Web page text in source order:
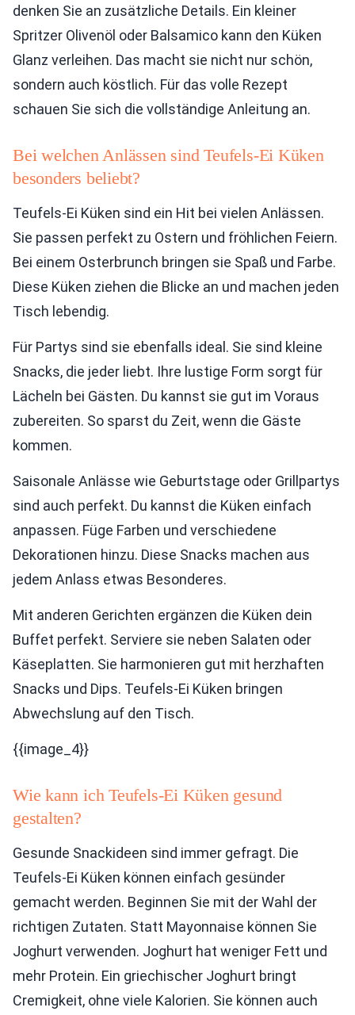
denken Sie an zusätzliche Details. Ein kleiner
Spritzer Olivenöl oder Balsamico kann den Küken
Glanz verleihen. Das macht sie nicht nur schön,
sondern auch köstlich. Für das volle Rezept
schauen Sie sich die vollständige Anleitung an.
Bei welchen Anlässen sind Teufels-Ei Küken
besonders beliebt?
Teufels-Ei Küken sind ein Hit bei vielen Anlässen.
Sie passen perfekt zu Ostern und fröhlichen Feiern.
Bei einem Osterbrunch bringen sie Spaß und Farbe.
Diese Küken ziehen die Blicke an und machen jeden
Tisch lebendig.
Für Partys sind sie ebenfalls ideal. Sie sind kleine
Snacks, die jeder liebt. Ihre lustige Form sorgt für
Lächeln bei Gästen. Du kannst sie gut im Voraus
zubereiten. So sparst du Zeit, wenn die Gäste
kommen.
Saisonale Anlässe wie Geburtstage oder Grillpartys
sind auch perfekt. Du kannst die Küken einfach
anpassen. Füge Farben und verschiedene
Dekorationen hinzu. Diese Snacks machen aus
jedem Anlass etwas Besonderes.
Mit anderen Gerichten ergänzen die Küken dein
Buffet perfekt. Serviere sie neben Salaten oder
Käseplatten. Sie harmonieren gut mit herzhaften
Snacks und Dips. Teufels-Ei Küken bringen
Abwechslung auf den Tisch.
{{image_4}}
Wie kann ich Teufels-Ei Küken gesund
gestalten?
Gesunde Snackideen sind immer gefragt. Die
Teufels-Ei Küken können einfach gesünder
gemacht werden. Beginnen Sie mit der Wahl der
richtigen Zutaten. Statt Mayonnaise können Sie
Joghurt verwenden. Joghurt hat weniger Fett und
mehr Protein. Ein griechischer Joghurt bringt
Cremigkeit, ohne viele Kalorien. Sie können auch